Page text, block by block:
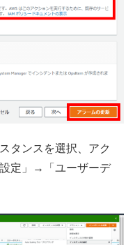
タンスを選択、アク
定」→「ユーザーデ